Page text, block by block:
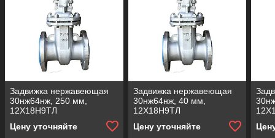
Задвижка нержавеющая
30нж64нж, 250 мм,
12Х18Н9ТЛ
Цену уточняйте
Задвижка нержавеющая
30нж64нж, 40 мм,
12Х18Н9ТЛ
Цену уточняйте